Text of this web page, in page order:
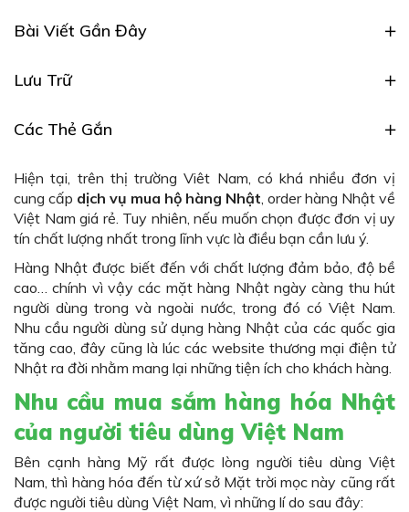
Hiện tại, trên thị trường Viêt Nam, có khá nhiều đơn vị
cung cấp dịch vụ mua hộ hàng Nhật, order hàng Nhật về
Việt Nam giá rẻ. Tuy nhiên, nếu muốn chọn được đơn vị uy
tín chất lượng nhất trong lĩnh vực là điều bạn cần lưu ý.
Hàng Nhật được biết đến với chất lượng đảm bảo, độ bề
cao… chính vì vậy các mặt hàng Nhật ngày càng thu hút
người dùng trong và ngoài nước, trong đó có Việt Nam.
Nhu cầu người dùng sử dụng hàng Nhật của các quốc gia
tăng cao, đây cũng là lúc các website thương mại điện tử
Nhật ra đời nhằm mang lại những tiện ích cho khách hàng.
Nhu cầu mua sắm hàng hóa Nhật
của người tiêu dùng Việt Nam
Bên cạnh hàng Mỹ rất được lòng người tiêu dùng Việt
Nam, thì hàng hóa đến từ xứ sở Mặt trời mọc này cũng rất
được người tiêu dùng Việt Nam, vì những lí do sau đây:
Bài Viết Gần Đây
Lưu Trữ
Các Thẻ Gắn